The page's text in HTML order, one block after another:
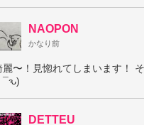
NAOPON
かなり前
麗〜！見惚れてしまいます！
DETTEU